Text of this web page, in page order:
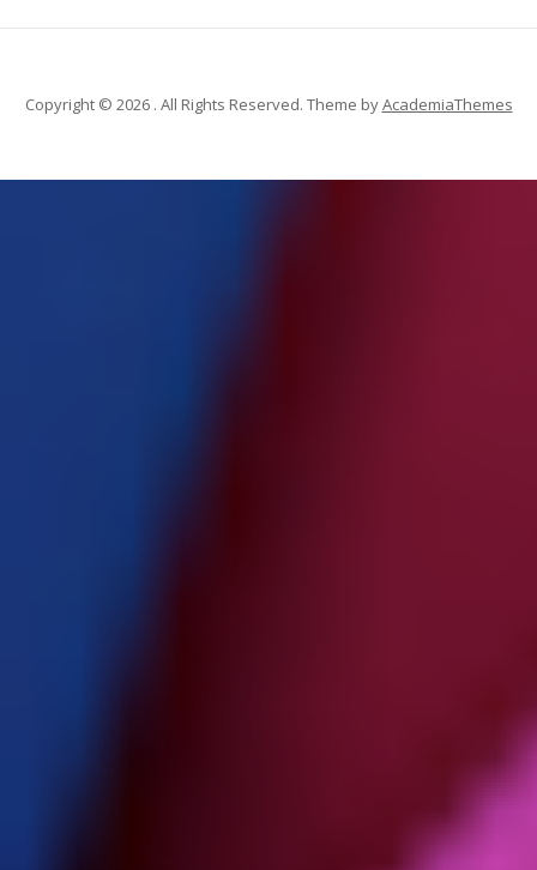
Copyright © 2026 . All Rights Reserved. Theme byAcademiaThemes